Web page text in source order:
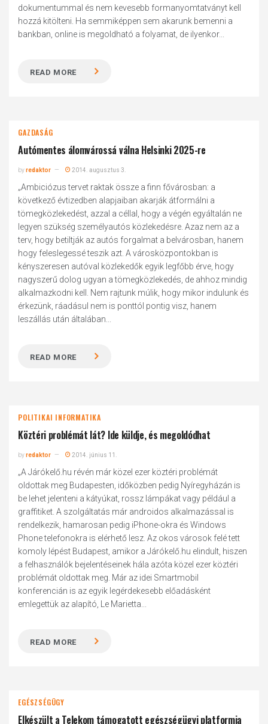
dokumentummal és nem kevesebb formanyomtatványt kell
hozzá kitölteni. Ha semmiképpen sem akarunk bemenni a
bankban, online is megoldható a folyamat, de ilyenkor...
READ MORE
GAZDASÁG
Autómentes álomvárossá válna Helsinki 2025-re
byredaktor 2014. augusztus 3.
„Ambiciózus tervet raktak össze a finn fővárosban: a
következő évtizedben alapjaiban akarják átformálni a
tömegközlekedést, azzal a céllal, hogy a végén egyáltalán ne
legyen szükség személyautós közlekedésre. Azaz nem az a
terv, hogy betiltják az autós forgalmat a belvárosban, hanem
hogy feleslegessé teszik azt. A városközpontokban is
kényszeresen autóval közlekedők egyik legfőbb érve, hogy
nagyszerű dolog ugyan a tömegközlekedés, de ahhoz mindig
alkalmazkodni kell. Nem rajtunk múlik, hogy mikor indulunk és
érkezünk, ráadásul nem is ponttól pontig visz, hanem
leszállás után általában...
READ MORE
POLITIKAI INFORMATIKA
Köztéri problémát lát? Ide küldje, és megoldódhat
byredaktor 2014. június 11.
„A Járókelő.hu révén már közel ezer köztéri problémát
oldottak meg Budapesten, időközben pedig Nyíregyházán is
be lehet jelenteni a kátyúkat, rossz lámpákat vagy például a
graffitiket. A szolgáltatás már androidos alkalmazással is
rendelkezik, hamarosan pedig iPhone-okra és Windows
Phone telefonokra is elérhető lesz. Az okos városok felé tett
komoly lépést Budapest, amikor a Járókelő.hu elindult, hiszen
a felhasználók bejelentéseinek hála azóta közel ezer köztéri
problémát oldottak meg. Már az idei Smartmobil
konferencián is az egyik legérdekesebb előadásként
emlegettük az alapító, Le Marietta...
READ MORE
EGÉSZSÉGÜGY
Elkészült a Telekom támogatott egészségügyi platformja